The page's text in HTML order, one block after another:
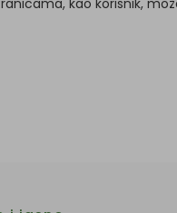
kao korisnik,